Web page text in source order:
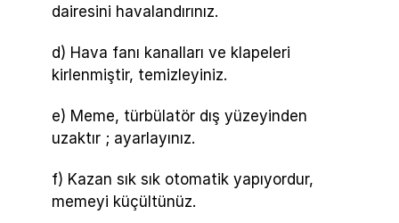
dairesini havalandırınız.
d) Hava fanı kanalları ve klapeleri
kirlenmiştir, temizleyiniz.
e) Meme, türbülatör dış yüzeyinden
uzaktır ; ayarlayınız.
f) Kazan sık sık otomatik yapıyordur,
memeyi küçültünüz.